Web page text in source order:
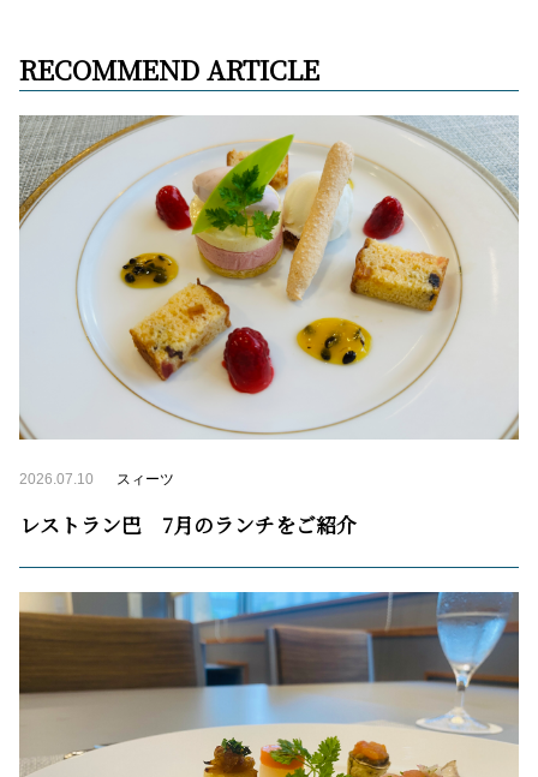
RECOMMEND ARTICLE
2026.07.10 スィーツ
レストラン巴 7月のランチをご紹介